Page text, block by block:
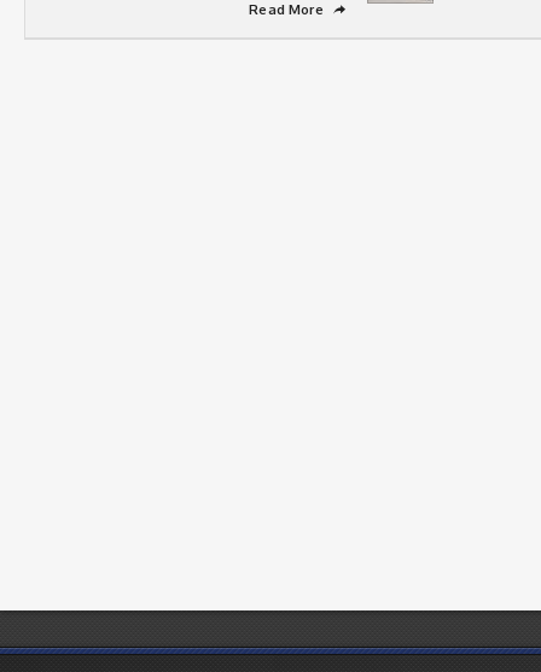
Read More
➦